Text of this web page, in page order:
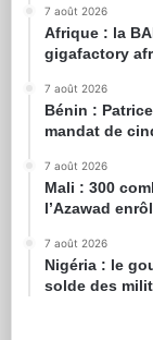
7 août 2026
Afrique : la
gigafactory
7 août 2026
Bénin :
mandat de
7 août 2026
Mali : 300
l’Azawad
7 août 2026
Nigéria : le
solde des